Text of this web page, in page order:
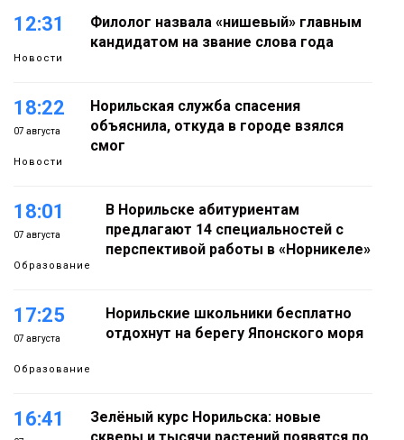
12:31
Новости
Филолог назвала «нишевый» главным
кандидатом на звание слова года
18:22
07 августа
Новости
Норильская служба спасения
объяснила, откуда в городе взялся
смог
18:01
07 августа
Образование
В Норильске абитуриентам
предлагают 14 специальностей с
перспективой работы в «Норникеле»
17:25
07 августа
Образование
Норильские школьники бесплатно
отдохнут на берегу Японского моря
16:41
Зелёный курс Норильска: новые